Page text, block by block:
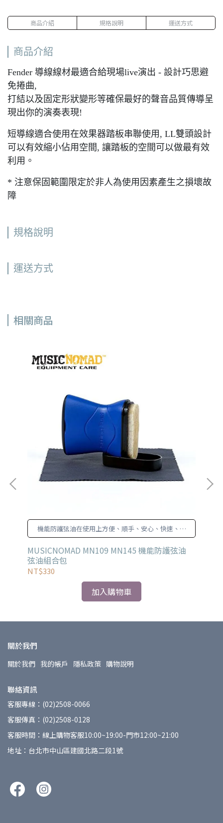
商品介紹 規格說明 運送方式
商品介紹
Fender 導線線材最適合給現場live演出 - 設計巧思避
免捲曲,
打結以及固定形狀變形等確保最好的聲音品質傳導呈
現出你的演奏表現!
短導線適合使用在效果器踏板串聯使用, LL雙頭設計
可以有效縮小佔用空間, 讓踏板的空間可以做最有效
利用。
* 注意保固範圍限定於非人為使用因素產生之損壞故
障
規格說明
運送方式
相關商品
機能防護弦油在使用上方便、順手、安心、快速、全
效又超值!
MUSICNOMAD MN109 MN145 機能防護弦油
弦油組合包
NT$330
加入購物車
關於我們
關於我們 我的帳戶 隱私政策 購物說明
聯絡資訊
客服專線：(02)2508-0066
客服傳真：(02)2508-0128
客服時間：線上購物客服10:00~19:00-門市12:00~21:00
地址：台北市中山區建國北路二段1號